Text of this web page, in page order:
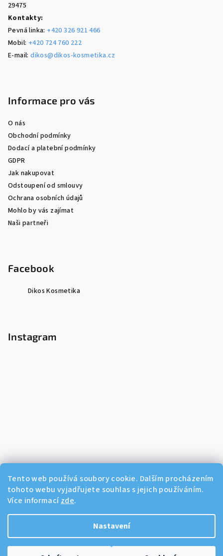
Tento web používá soubory cookie. Dalším procházením
tohoto webu vyjadřujete souhlas s jejich používáním.
Více informací zde.
Nastavení
29475
Kontakty:
Pevná linka: +420 326 921 466
Mobil: +420 724 760 222
E-mail:dikos@dikos-kosmetika.cz
Informace pro vás
O nás
Obchodní podmínky
Dodací a platební podmínky
GDPR
Jak nakupovat
Odstoupení od smlouvy
Ochrana osobních údajů
Mohlo by vás zajímat
Naši partneři
Facebook
Dikos Kosmetika
Instagram
Sledovat na Instagramu